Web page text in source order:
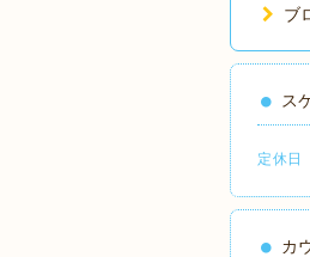
ブ
ス
定休日
カ